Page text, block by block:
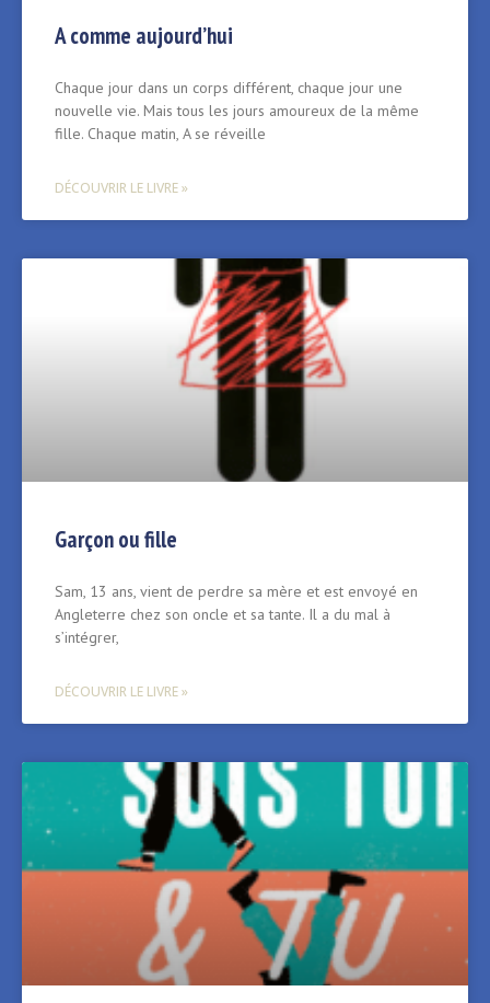
A comme aujourd’hui
Chaque jour dans un corps différent, chaque jour une
nouvelle vie. Mais tous les jours amoureux de la même
fille. Chaque matin, A se réveille
DÉCOUVRIR LE LIVRE »
Garçon ou fille
Sam, 13 ans, vient de perdre sa mère et est envoyé en
Angleterre chez son oncle et sa tante. Il a du mal à
s’intégrer,
DÉCOUVRIR LE LIVRE »